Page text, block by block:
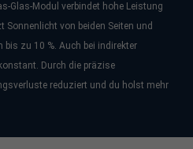
Glas-Modul verbindet hohe Leistung
von beiden Seiten und
bis zu 10 %. Auch bei indirekter
Durch die präzise
reduziert und du holst mehr